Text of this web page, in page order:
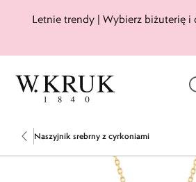
Letnie trendy | Wybierz biżuterię i
Naszyjnik srebrny z cyrkoniami